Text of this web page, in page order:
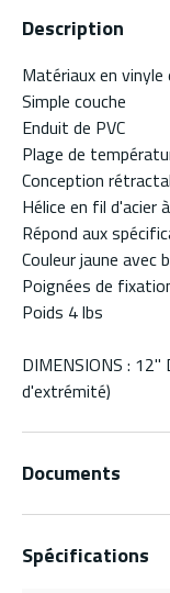
Description
Matériaux en
Simple couche
Enduit de PVC
Plage de
Conception
Hélice en fil d'acier
Répond aux
Couleur jaune avec
Poignées de
Poids 4 lbs
DIMENSIONS :
d'extrémité)
Documents
Spécifications